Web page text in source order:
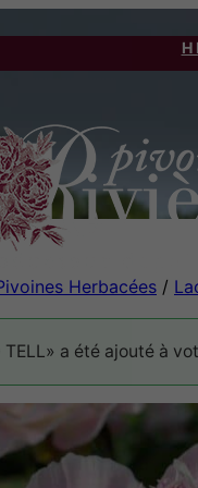
Herbacées /
TELL» a été ajouté à